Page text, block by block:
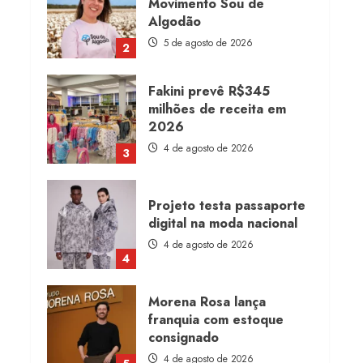
2
Algodão
5 de agosto de 2026
3
Fakini prevê R$345
milhões de receita em
2026
4 de agosto de 2026
4
Projeto testa passaporte
digital na moda nacional
4 de agosto de 2026
Morena Rosa lança
franquia com estoque
consignado
4 de agosto de 2026